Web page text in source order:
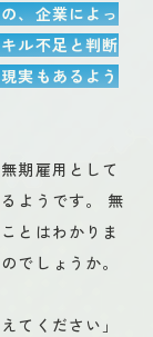
、企業によっ
ル不足と判断
実もあるよう
期雇用として
ようです。 無
とはわかりま
でしょうか。
てください」